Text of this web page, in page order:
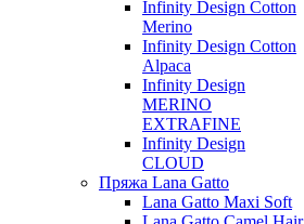
Infinity Design Cotton
Merino
Infinity Design Cotton
Alpaca
Infinity Design
MERINO
EXTRAFINE
Infinity Design
CLOUD
Пряжа Lana Gatto
Lana Gatto Maxi Soft